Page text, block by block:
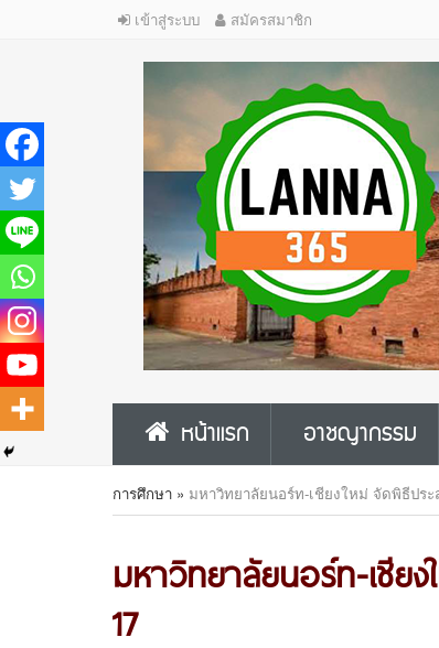
เข้าสู่ระบบ สมัครสมาชิก
หน้าแรก อาชญากรรม
การศึกษา » มหาวิทยาลัยนอร์ท-เชียงใหม่ จัดพิธีปร
มหาวิทยาลัยนอร์ท-เชีย
17